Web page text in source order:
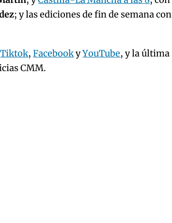
; y las ediciones de fin de semana con
Tiktok,FacebookyYouTube, y la última
CMM.